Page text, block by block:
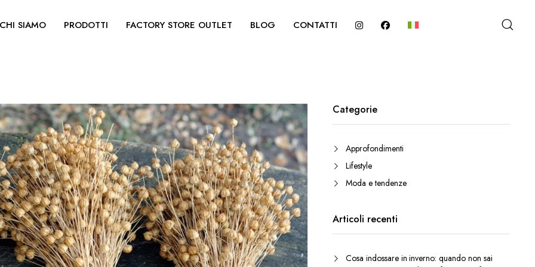
CHI SIAMO PRODOTTI FACTORY STORE OUTLET BLOG CONTATTI
Categorie
Approfondimenti
Lifestyle
Moda e tendenze
Articoli recenti
Cosa indossare in inverno: quando non sai